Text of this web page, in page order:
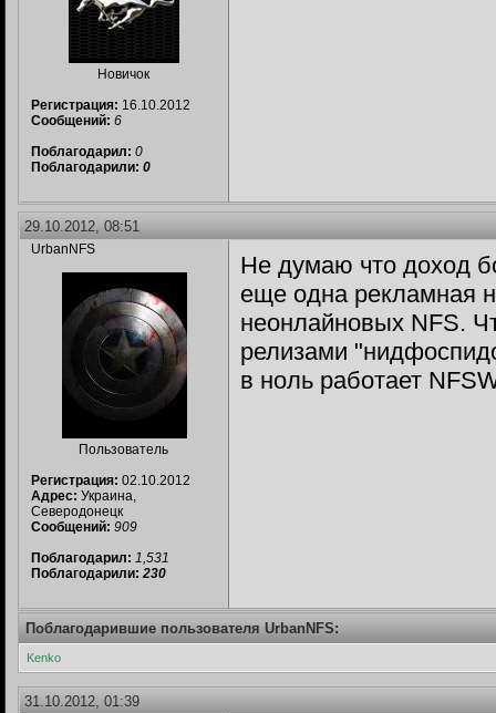
Новичок
Регистрация: 16.10.2012
Сообщений: 6
Поблагодарил: 0
Поблагодарили: 0
29.10.2012, 08:51
UrbanNFS
Пользователь
Регистрация: 02.10.2012
Адрес: Украина,
Северодонецк
Сообщений: 909
Поблагодарил: 1,531
Поблагодарили: 230
Не думаю что доход
еще одна рекламная
неонлайновых NFS.
релизами
в ноль работает
Поблагодарившие пользователя UrbanNFS:
Kenko
31.10.2012, 01:39